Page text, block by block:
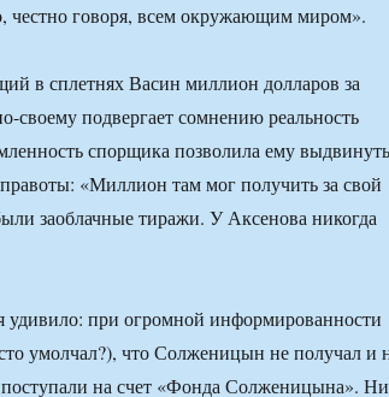
честно говоря, всем окружающим миром».
в сплетнях Васин миллион долларов за
подвергает сомнению реальность
спорщика позволила ему выдвинуть
«Миллион там мог получить за свой
заоблачные тиражи. У Аксенова никогда
при огромной информированности
умолчал?), что Солженицын не получал и
на счет «Фонда Солженицына». Ни